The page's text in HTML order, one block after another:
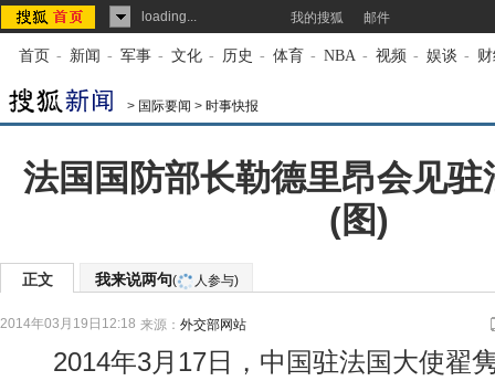
loading... 我的搜狐 邮件
首页 - 新闻 - 军事 - 文化 - 历史 - 体育 - NBA - 视频 - 娱谈 -
> 国际要闻 > 时事快报
法国国防部长勒德里昂会见驻
(图)
正文 我来说两句( 人参与)
2014年03月19日12:18 来源： 外交部网站
2014年3月17日，中国驻法国大使翟